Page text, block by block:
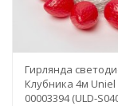
Гирлянда
Клубника 4м Uniel
00003394 (ULD-